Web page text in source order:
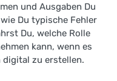
und Ausgaben Du
Du typische Fehler
Du, welche Rolle
kann, wenn es
digital zu erstellen.